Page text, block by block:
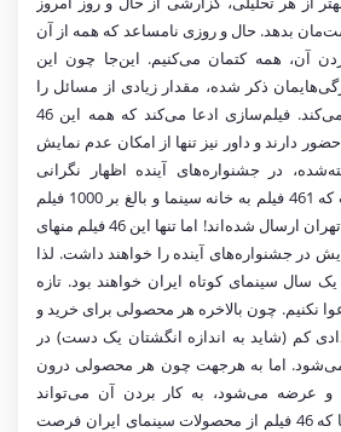
بدهد. حال و روزی نامساعد که همه از آن
آن، همه کتمان می‌کنیم. این‌جا چون این
ذکر شده، مقدار زیادی از مسائل را
صادقانه برایمان شفاف می‌کند. فیلم‌سازی ادعا می‌کند که همه این 46
دارند و داور نیز تنها از امکان عدم نمایش
در جشنواره‌های آینده اظهار نگرانی
می‌کند. این در حالی است که 461 فیلم به خانه سینما و بالغ بر 1000 فیلم
برای جشنواره فیلم کوتاه تهران ارسال شده‌اند! اما تنها این 46 فیلم منهای
در جشنواره‌های آینده را خواهند داشت. لذا
سال سینمای کوتاه ایران خواهند بود. تازه
نکنیم. چون بالاخره هر محصولی برای خرید و
کم (شاید به اندازه انگشتان یک دست) در
اما به هرجهت چون هر محصولی درون
و عرضه می‌شود، به کار بردن آن می‌تواند
مثمرثمر باشد. به این معنا که 46 فیلم از محصولات سینمای ایران فرصت